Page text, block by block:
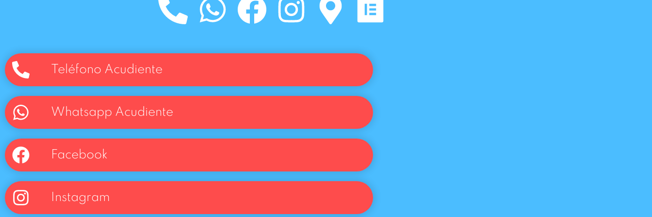
Teléfono Acudiente
Whatsapp Acudiente
Facebook
Instagram